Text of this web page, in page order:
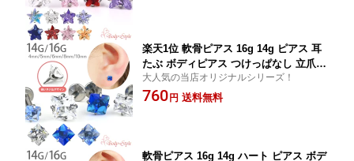
楽天1位 軟骨ピアス 16g 14g ピアス 耳
たぶ ボディピアス つけっぱなし 立爪
軟骨 ラブレット ラブレットピアス 軟骨
用ピアス 可愛い 医療用 サージカルステ
大人気の当店オリジナルシリーズ！
760円 送料無料
軟骨ピアス 16g 14g ハート ピアス ボデ